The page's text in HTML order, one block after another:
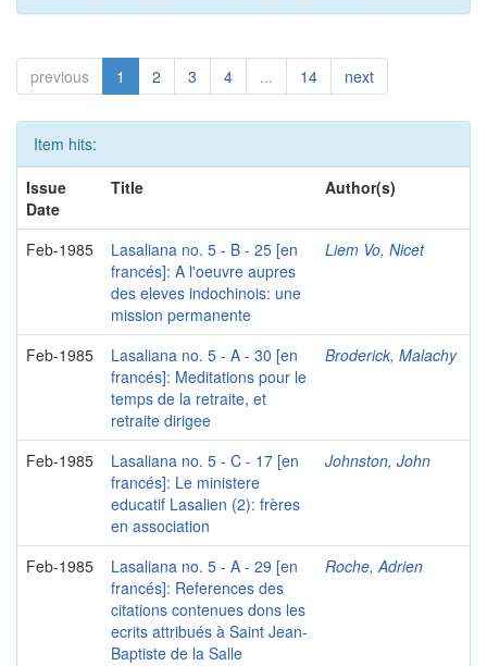
previous 1 2 3 4 ... 14 next
Item hits:
Issue
Date
Title Author(s)
Feb-1985
Lasaliana no. 5 - B - 25 [en
francés]: A l'oeuvre aupres
des eleves indochinois: une
mission permanente
Liem Vo, Nicet
Feb-1985
Lasaliana no. 5 - A - 30 [en
francés]: Meditations pour le
temps de la retraite, et
retraite dirigee
Broderick, Malachy
Feb-1985
Lasaliana no. 5 - C - 17 [en
francés]: Le ministere
educatif Lasalien (2): frères
en association
Johnston, John
Feb-1985
Lasaliana no. 5 - A - 29 [en
francés]: References des
citations contenues dons les
ecrits attribués à Saint Jean-
Baptiste de la Salle
Roche, Adrien